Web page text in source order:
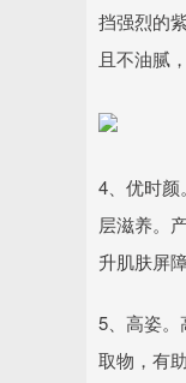
挡强烈的
且不油腻
4、优时
层滋养。
升肌肤屏
5、高姿
取物，有